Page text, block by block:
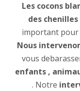
Les cocons
des
important
Nous
vous
enfants ,
. Notre